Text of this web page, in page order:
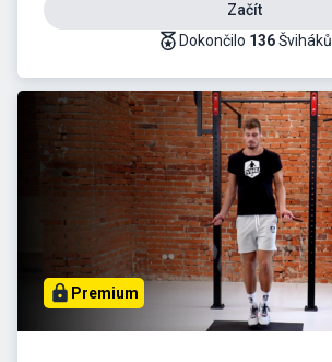
Začít
Dokončilo 136Šviháků
Premium